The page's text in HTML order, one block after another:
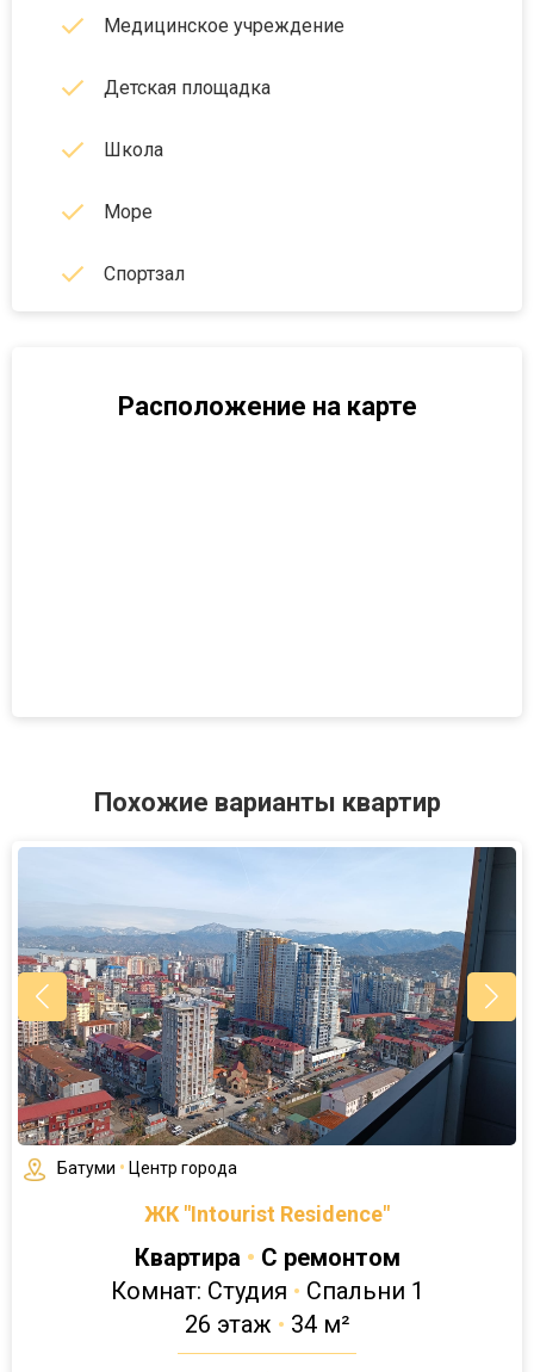
Медицинское учреждение
Детская площадка
Школа
Море
Спортзал
Расположение на карте
Похожие варианты квартир
Батуми • Центр города
ЖК "Intourist Residence"
Квартира • С ремонтом
Комнат: Студия • Спальни 1
26 этаж • 34 м²